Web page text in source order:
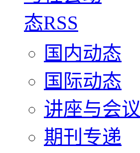
国内动态
国际动态
讲座与会议
期刊专递